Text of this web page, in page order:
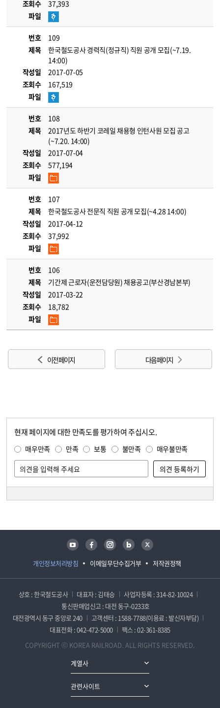
조회수
37,393
파일
번호
109
제목
한국철도공사 경력직(정규직) 직원 공개 모집(~7.19.
14:00)
작성일
2017-07-05
조회수
167,519
파일
번호
108
제목
2017년도 하반기 코레일 채용형 인턴사원 모집 공고
(~7.20. 14:00)
작성일
2017-07-04
조회수
577,194
파일
번호
107
제목
한국철도공사 전문직 직원 공개 모집(~4.28 14:00)
작성일
2017-04-12
조회수
37,992
파일
번호
106
제목
기간제 근로자(운전담당원) 채용공고(부산경남본부)
작성일
2017-03-22
조회수
18,782
파일
이전 페이지 다음 페이지
현재 페이지에 대한 만족도를 평가하여 주십시오.
매우만족 만족 보통 불만족 매우불만족
개인정보처리방침 이메일무단수집거부 저작권정책
유튜브 페이스북 인스타그램 블로그 트위터
상호 : 한국철도공사 대표자 : 김태승
사업자등록 : 314-82-10024
통신판매업신고 : 대전 동구-0233호
대전광역시 동구 중앙로 240
고객센터 : 1588-7788(이용료 : 발신자부담)
대표전화 : 042-472-5000
팩스 : 02-361-8385
COPYRIGHT ⓒ KOREA RAILROAD. ALL RIGHTS RESERVED.
계열사
관련사이트